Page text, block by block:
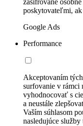
zašifrované
poskytovateľmi,
Google Ads
Performance
Akceptovaním
surfovanie v rámci
vyhodnocovať s
a neustále
Vaším súhlasom
nasledujúce služby